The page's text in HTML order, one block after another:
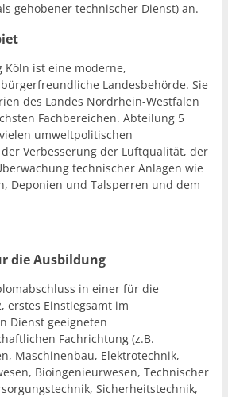
gehobener technischer Dienst) an.
Köln ist eine moderne,
Landesbehörde. Sie
des Landes Nordrhein-Westfalen
Fachbereichen. Abteilung 5
umweltpolitischen
Verbesserung der Luftqualität, der
technischer Anlagen wie
Deponien und Talsperren und dem
die Ausbildung
in einer für die
erstes Einstiegsamt im
Dienst geeigneten
Fachrichtung (z.B.
Maschinenbau, Elektrotechnik,
Bioingenieurwesen, Technischer
Sicherheitstechnik,